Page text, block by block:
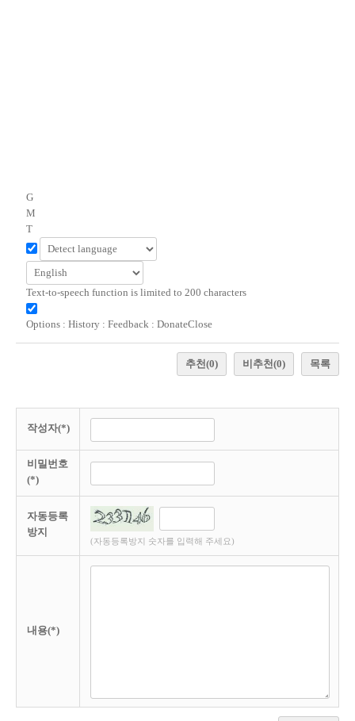
G
M
T
Text-to-speech function is limited to 200 characters
Options : History : Feedback : DonateClose
추천(0) 비추천(0) 목록
작성자(*)
비밀번호
(*)
자동등록
방지
(자동등록방지 숫자를 입력해 주세요)
내용(*)